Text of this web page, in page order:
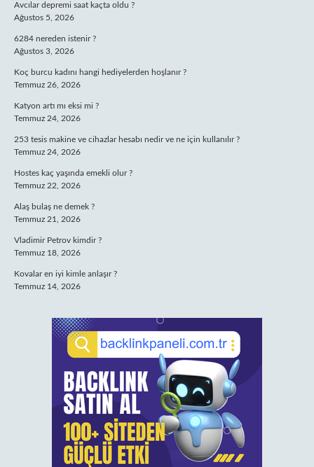
Avcılar depremi saat kaçta oldu ?
Ağustos 5, 2026
6284 nereden istenir ?
Ağustos 3, 2026
Koç burcu kadını hangi hediyelerden hoşlanır ?
Temmuz 26, 2026
Katyon artı mı eksi mi ?
Temmuz 24, 2026
253 tesis makine ve cihazlar hesabı nedir ve ne için kullanılır ?
Temmuz 24, 2026
Hostes kaç yaşında emekli olur ?
Temmuz 22, 2026
Alaş bulaş ne demek ?
Temmuz 21, 2026
Vladimir Petrov kimdir ?
Temmuz 18, 2026
Kovalar en iyi kimle anlaşır ?
Temmuz 14, 2026